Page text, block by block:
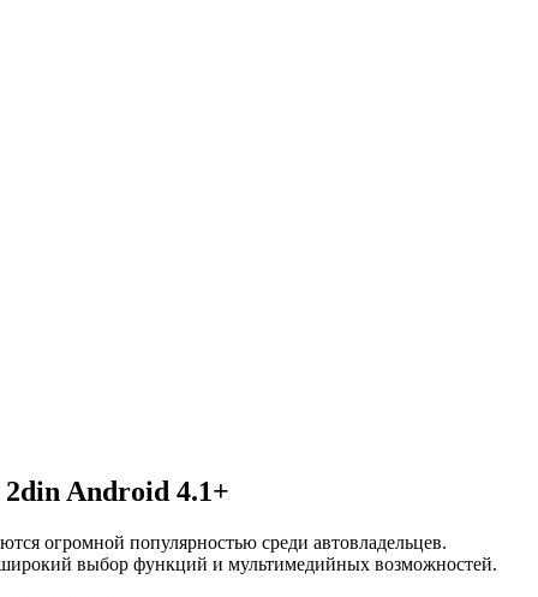
Android 4.1+
огромной популярностью среди автовладельцев.
выбор функций и мультимедийных возможностей.